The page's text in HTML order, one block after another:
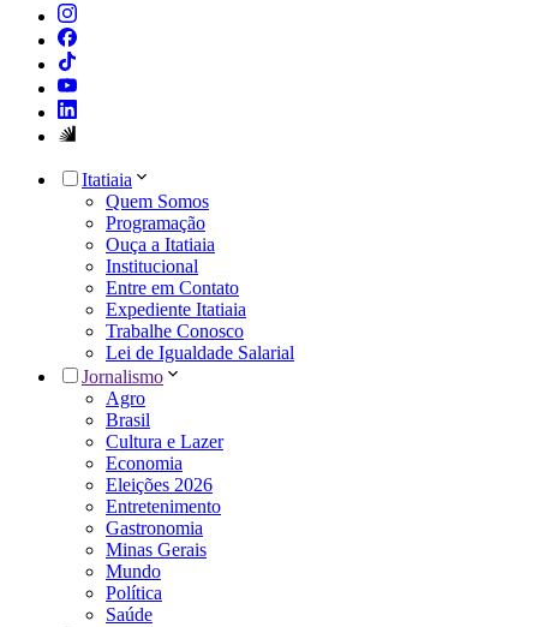
Itatiaia
Quem Somos
Programação
Ouça a Itatiaia
Institucional
Entre em Contato
Expediente Itatiaia
Trabalhe Conosco
Lei de Igualdade Salarial
Jornalismo
Agro
Brasil
Cultura e Lazer
Economia
Eleições 2026
Entretenimento
Gastronomia
Minas Gerais
Mundo
Política
Saúde